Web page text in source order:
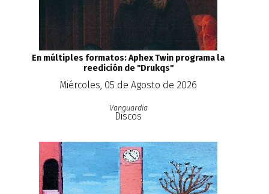
En múltiples formatos: Aphex Twin programa la
reedición de ''Drukqs''
Miércoles, 05 de Agosto de 2026
Vanguardia
Discos